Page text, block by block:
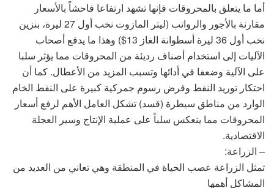
أما ما يتعلق بالمحروقات فإنها تشهد ارتفاعا فاحشاً بالأسعار
مقارنة بالأجور والرواتب (ليتر المازوت نخب أول 27 ليرة، بنزين
نخب أول 36 ليرة أسطوانة الغاز 13$) وهذا ما يدفع أصحاب
الآليات إلى استخدام أصناف رديئة من المحروقات مما يؤثر سلبا
على الآلية وضعفا في أدائها وتسبب المزيد من الأعطال. كما أن
احتكار توريد النفط وفرض رسوم جمركية كبيرة على النفط الخام
الوارد من مناطق سيطرة (قسد) تشكل العامل الأهم لرفع أسعار
المحروقات مما ينعكس سلباً على عملية الإنتاج وسير العجلة
الاقتصادية.
– الزراعة:
تمثل الزراعة عصب الحياة في المنطقة وهي تعاني من العديد من
المشاكل أهمها